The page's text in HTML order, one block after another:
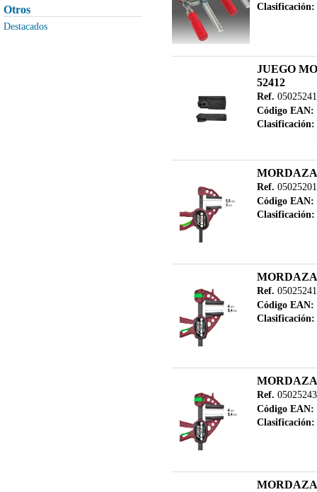
MAQUINARIA PESADA
Otros
Destacados
Clasificación:
JUEGO
52412
Ref.
Código EAN:
Clasificación:
Ref.
Código EAN:
Clasificación:
Ref.
Código EAN:
Clasificación:
Ref.
Código EAN:
Clasificación: